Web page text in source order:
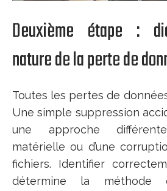
Deuxième étape :
nature de la perte de
Toutes les pertes de
Une simple suppression
une approche
matérielle ou d’une
fichiers. Identifier
détermine la méthode